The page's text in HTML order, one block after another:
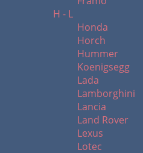
H - L
Honda
Horch
Hummer
Koenigsegg
Lada
Lamborghini
Lancia
Land Rover
Lexus
Lotec